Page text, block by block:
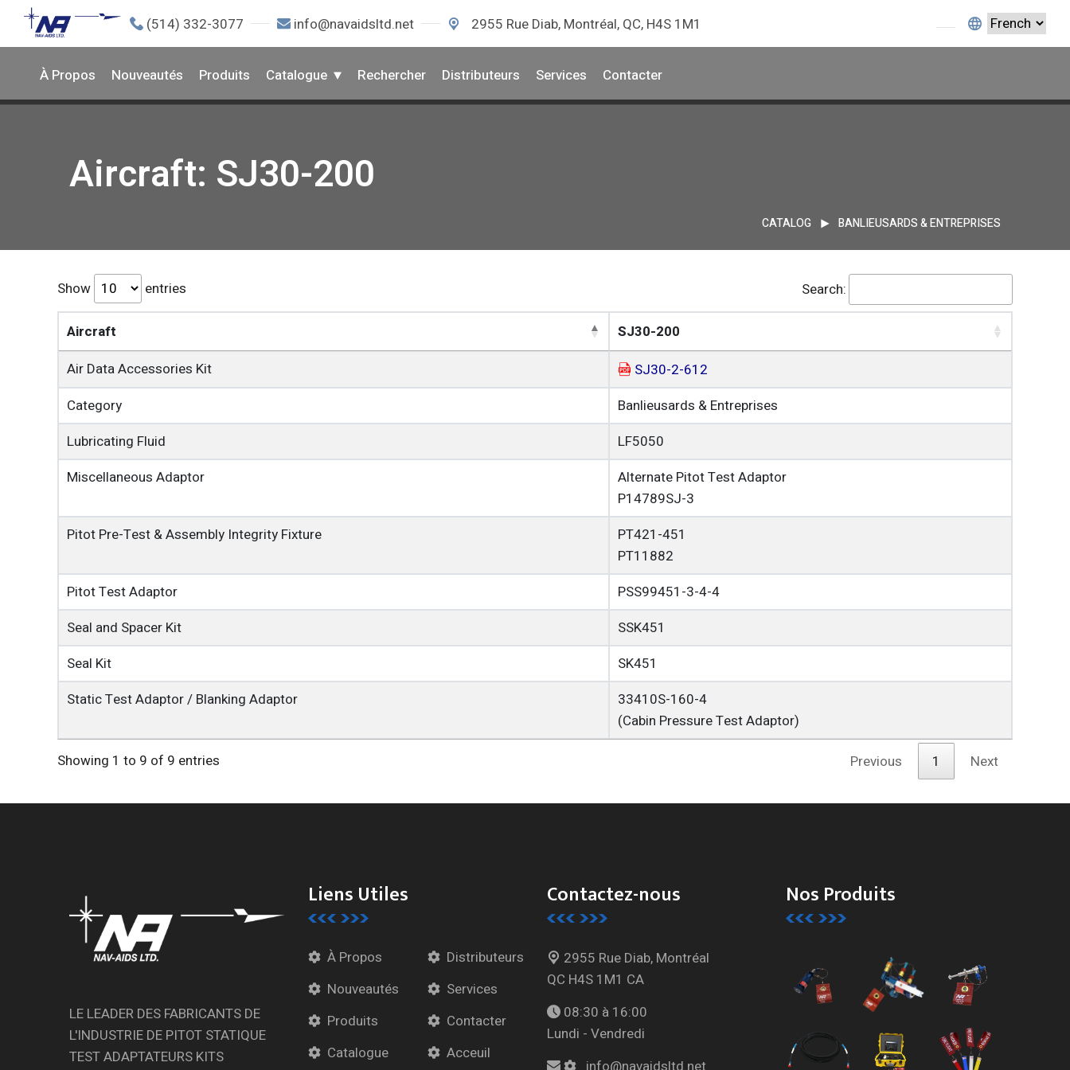
(514) 332-3077 info@navaidsltd.net 2955 Rue Diab, Montréal, QC, H4S 1M1
À Propos Nouveautés Produits Catalogue Rechercher Distributeurs Services Contacter
Aircraft: SJ30-200
CATALOG BANLIEUSARDS & ENTREPRISES
Show entries Search:
Aircraft
SJ30-200
Air Data Accessories Kit
SJ30-2-612
Category
Banlieusards & Entreprises
Lubricating Fluid
LF5050
Miscellaneous Adaptor
Alternate Pitot Test Adaptor
P14789SJ-3
Pitot Pre-Test & Assembly Integrity Fixture
PT421-451
PT11882
Pitot Test Adaptor
PSS99451-3-4-4
Seal and Spacer Kit
SSK451
Seal Kit
SK451
Static Test Adaptor / Blanking Adaptor
33410S-160-4
(Cabin Pressure Test Adaptor)
Showing 1 to 9 of 9 entries
Previous 1 Next
LE LEADER DES FABRICANTS DE
L'INDUSTRIE DE PITOT STATIQUE
TEST ADAPTATEURS KITS
Liens Utiles
À Propos
Nouveautés
Produits
Catalogue
Distributeurs
Services
Contacter
Acceuil
Contactez-nous
2955 Rue Diab, Montréal
QC H4S 1M1 CA
08:30 à 16:00
Lundi - Vendredi
Nos Produits